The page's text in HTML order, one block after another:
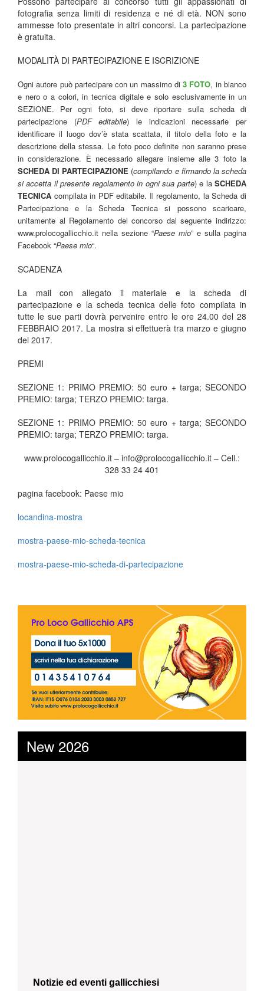
fotografia senza limiti di residenza e né di età. NON sono
ammesse foto presentate in altri concorsi. La partecipazione
è gratuita.
MODALITÀ DI PARTECIPAZIONE E ISCRIZIONE
Ogni autore può partecipare con un massimo di3 FOTO, in bianco
e nero o a colori, in tecnica digitale e solo esclusivamente in un
SEZIONE. Per ogni foto, si deve riportare sulla scheda di
partecipazione (PDF editabile) le indicazioni necessarie per
identificare il luogo dov’è stata scattata, il titolo della foto e la
descrizione della stessa. Le foto poco definite non saranno prese
in considerazione. È necessario allegare insieme alle 3 foto la
SCHEDA DI PARTECIPAZIONE (compilando e firmando la scheda
si accetta il presente regolamento in ogni sua parte) e laSCHEDA
TECNICA compilata in PDF editabile. Il regolamento, la Scheda di
Partecipazione e la Scheda Tecnica si possono scaricare,
unitamente al Regolamento del concorso dal seguente indirizzo:
www.prolocogallicchio.it nella sezione “Paese mio” e sulla pagina
Facebook “Paese mio“.
SCADENZA
La mail con allegato il materiale e la scheda di
partecipazione e la scheda tecnica delle foto compilata in
tutte le sue parti dovrà pervenire entro le ore 24.00 del 28
FEBBRAIO 2017. La mostra si effettuerà tra marzo e giugno
del 2017.
PREMI
SEZIONE 1: PRIMO PREMIO: 50 euro + targa; SECONDO
PREMIO: targa; TERZO PREMIO: targa.
SEZIONE 1: PRIMO PREMIO: 50 euro + targa; SECONDO
PREMIO: targa; TERZO PREMIO: targa.
www.prolocogallicchio.it – info@prolocogallicchio.it – Cell.:
328 33 24 401
pagina facebook: Paese mio
locandina-mostra
mostra-paese-mio-scheda-tecnica
mostra-paese-mio-scheda-di-partecipazione
New 2026